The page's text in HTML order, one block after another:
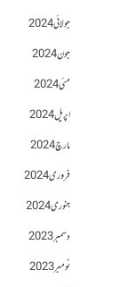
جولائی 2024
جون 2024
مئی 2024
اپریل 2024
مارچ 2024
فروری 2024
جنوری 2024
دسمبر 2023
نومبر 2023